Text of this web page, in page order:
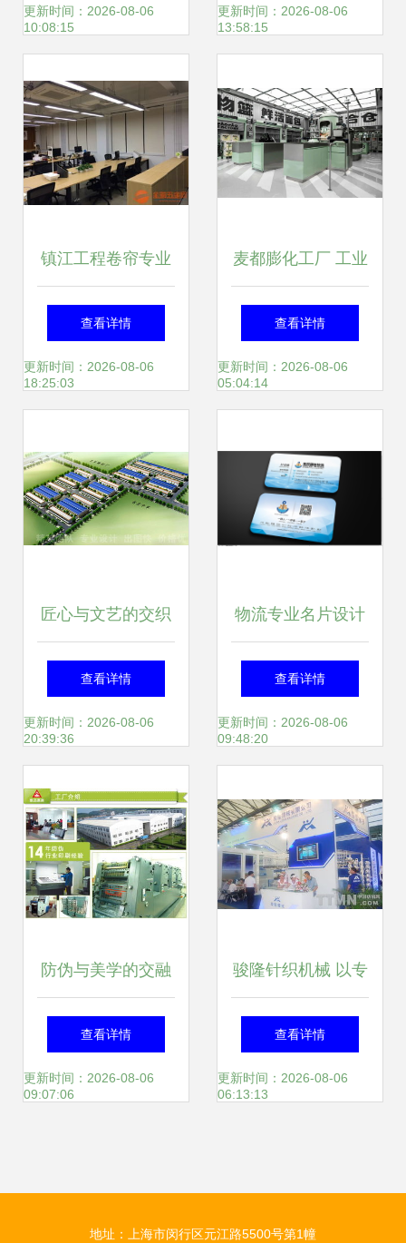
年部分机构专业表
更新时间：2026-08-06
10:08:15
物”的消费新模式
更新时间：2026-08-06
13:58:15
镇江工程卷帘专业
批发 安全放心，专
业设计服务护航品
查看详情
更新时间：2026-08-06
18:25:03
麦都膨化工厂 工业
美学工业风中的精
细匠心
查看详情
更新时间：2026-08-06
05:04:14
匠心与文艺的交织
——郑州工厂设计
中的原创定制之道
查看详情
更新时间：2026-08-06
20:39:36
物流专业名片设计
简析 图片下载与模
板推荐
查看详情
更新时间：2026-08-06
09:48:20
防伪与美学的交融
包装设计中的文艺
创作
查看详情
更新时间：2026-08-06
09:07:06
骏隆针织机械 以专
业设计服务赋能张
家港纺织产业升级
查看详情
更新时间：2026-08-06
06:13:13
地址：上海市闵行区元江路5500号第1幢